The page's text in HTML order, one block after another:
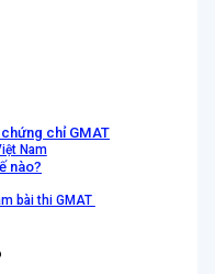
chỉ GMAT
Nam
nào?
bài thi GMAT